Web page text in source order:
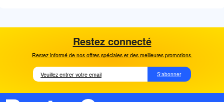
Restez connecté
Restez informé de nos offres spéciales et des meilleures promotions.
S'abonner